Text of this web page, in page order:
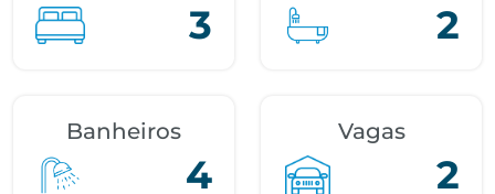
3 2
Banheiros
4
Vagas
2